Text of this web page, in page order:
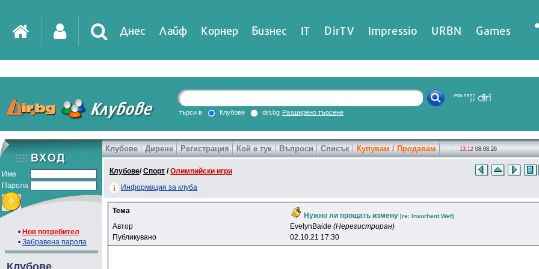
Днес Лайф Корнер Бизнес IT DirTV Impressio URBN Games
търси в Клубове diri.bg Разширено търсене
Име
Парола
• Нов потребител
• Забравена парола
Клубове
Клубове Дирене Регистрация Кой е тук Въпроси Списък Купувам / Продавам 13:12 08.08.26
Клубове/Спорт /Олимпийски игри
Информация за клуба
Тема
Нужно ли прощать измену [re: lnsurhent Wef]
Автор EvelynBaide (Нерегистриран)
Публикувано
02.10.21 17:30